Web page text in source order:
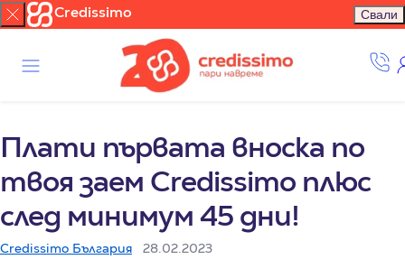
Credissimo Свали
Плати първата вноска по
твоя заем Credissimo плюс
след минимум 45 дни!
Credissimo България 28.02.2023